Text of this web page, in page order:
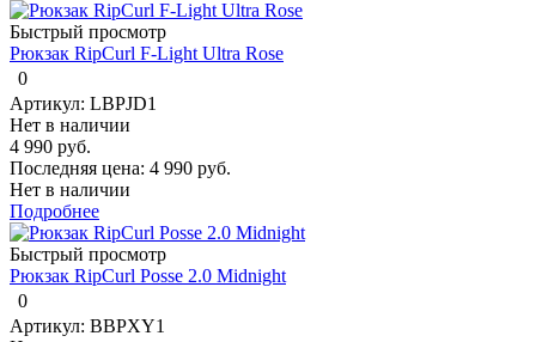
Быстрый просмотр
Рюкзак RipCurl F-Light Ultra Rose
0
Артикул: LBPJD1
Нет в наличии
4 990 руб.
Последняя цена: 4 990 руб.
Нет в наличии
Подробнее
Быстрый просмотр
Рюкзак RipCurl Posse 2.0 Midnight
0
Артикул: BBPXY1